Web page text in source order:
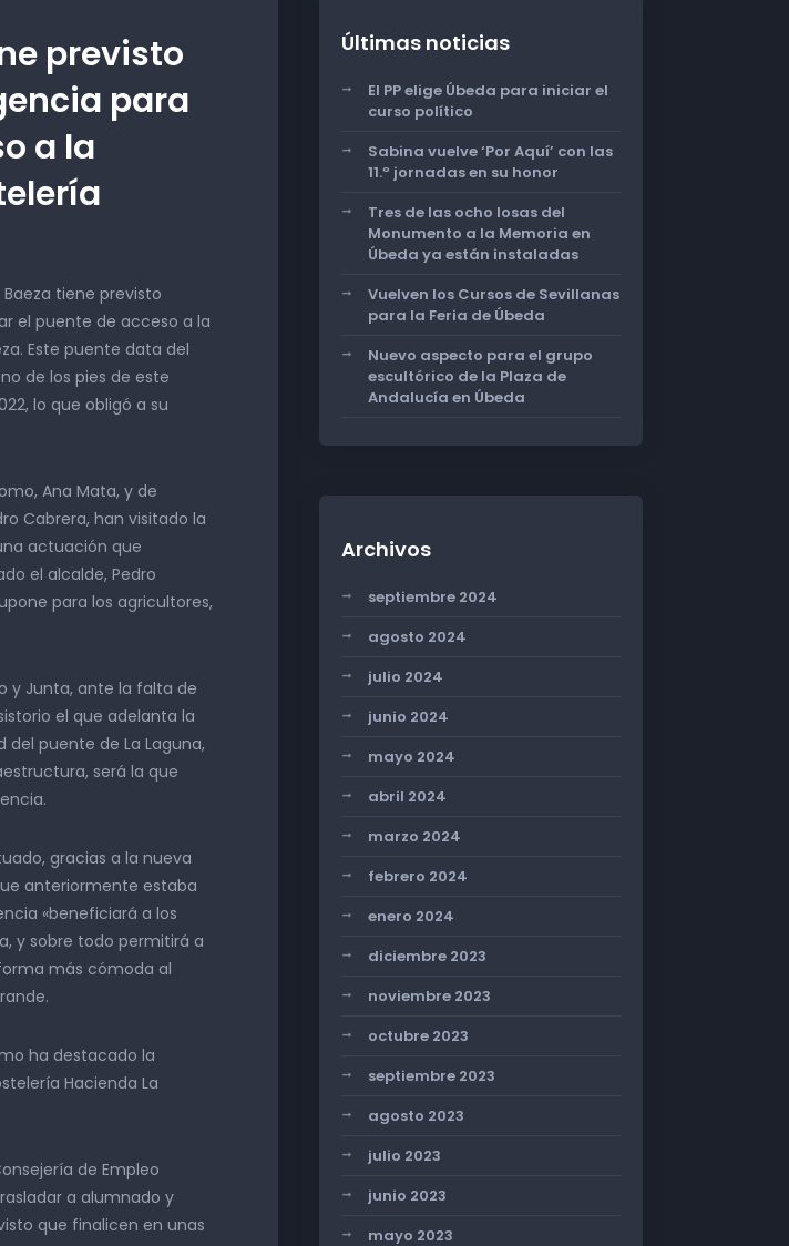
previsto
para
a la
tiene previsto
el puente de acceso a la
Este puente data del
de los pies de este
lo que obligó a su
Ana Mata, y de
Cabrera, han visitado la
actuación que
el alcalde, Pedro
para los agricultores,
y Junta, ante la falta de
el que adelanta la
puente de La Laguna,
será la que
gracias a la nueva
anteriormente estaba
«beneficiará a los
y sobre todo permitirá a
más cómoda al
ha destacado la
Hacienda La
de Empleo
a alumnado y
que finalicen en unas
Últimas noticias
El PP elige Úbeda para iniciar el
curso político
Sabina vuelve ‘Por Aquí’ con las
11.º jornadas en su honor
Tres de las ocho losas del
Monumento a la Memoria en
Úbeda ya están instaladas
Vuelven los Cursos de Sevillanas
para la Feria de Úbeda
Nuevo aspecto para el grupo
escultórico de la Plaza de
Andalucía en Úbeda
Archivos
septiembre 2024
agosto 2024
julio 2024
junio 2024
mayo 2024
abril 2024
marzo 2024
febrero 2024
enero 2024
diciembre 2023
noviembre 2023
octubre 2023
septiembre 2023
agosto 2023
julio 2023
junio 2023
mayo 2023